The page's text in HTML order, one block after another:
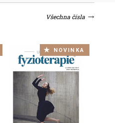
Všechna čísla
NOVINKA